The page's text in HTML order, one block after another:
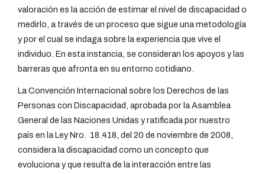
valoración es la acción de estimar el nivel de discapacidad o
medirlo, a través de un proceso que sigue una metodología
y por el cual se indaga sobre la experiencia que vive el
individuo. En esta instancia, se consideran los apoyos y las
barreras que afronta en su entorno cotidiano.
La Convención Internacional sobre los Derechos de las
Personas con Discapacidad, aprobada por la Asamblea
General de las Naciones Unidas y ratificada por nuestro
país en la Ley Nro. 18.418, del 20 de noviembre de 2008,
considera la discapacidad como un concepto que
evoluciona y que resulta de la interacción entre las